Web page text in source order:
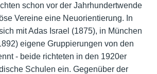
schon vor der Jahrhundertwende
Vereine eine Neuorientierung. In
mit Adas Israel (1875), in München
eigene Gruppierungen von den
- beide richteten in den 1920er
Schulen ein. Gegenüber der